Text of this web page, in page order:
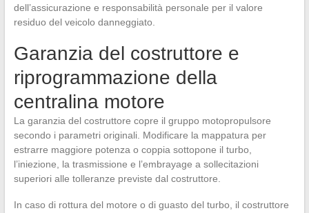
dell’assicurazione e responsabilità personale per il valore
residuo del veicolo danneggiato.
Garanzia del costruttore e
riprogrammazione della
centralina motore
La garanzia del costruttore copre il gruppo motopropulsore
secondo i parametri originali. Modificare la mappatura per
estrarre maggiore potenza o coppia sottopone il turbo,
l’iniezione, la trasmissione e l’embrayage a sollecitazioni
superiori alle tolleranze previste dal costruttore.
In caso di rottura del motore o di guasto del turbo, il costruttore